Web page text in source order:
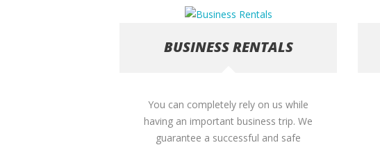
BUSINESS RENTALS
You can completely rely on us while
having an important business trip. We
guarantee a successful and safe